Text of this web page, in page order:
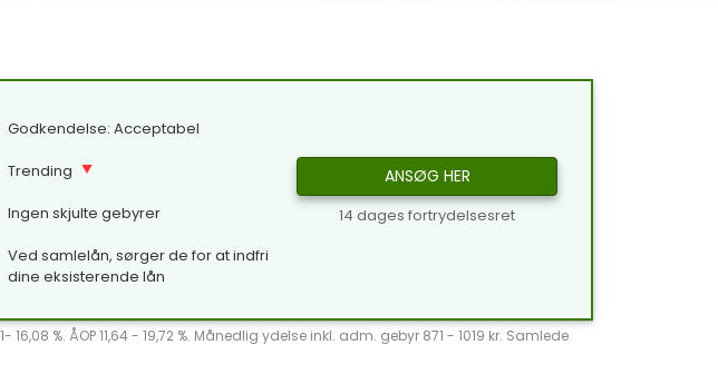
Godkendelse: Acceptabel
Trending
Ingen skjulte gebyrer
Ved samlelån, sørger de for at indfri
dine eksisterende lån
ANSØG HER
14 dages fortrydelsesret
%. ÅOP 11,64 - 19,72 %. Månedlig ydelse inkl. adm. gebyr 871 - 1019 kr. Samlede